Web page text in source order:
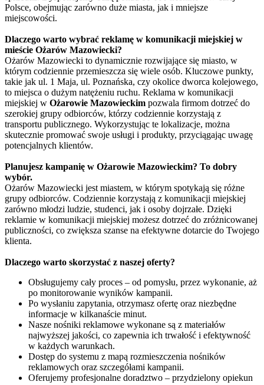
Polsce, obejmując zarówno duże miasta, jak i mniejsze
miejscowości.
Dlaczego warto wybrać reklamę w komunikacji miejskiej w
mieście Ożarów Mazowiecki?
Ożarów Mazowiecki to dynamicznie rozwijające się miasto, w
którym codziennie przemieszcza się wiele osób. Kluczowe punkty,
takie jak ul. 1 Maja, ul. Poznańska, czy okolice dworca kolejowego,
to miejsca o dużym natężeniu ruchu. Reklama w komunikacji
miejskiej w Ożarowie Mazowieckim pozwala firmom dotrzeć do
szerokiej grupy odbiorców, którzy codziennie korzystają z
transportu publicznego. Wykorzystując te lokalizacje, można
skutecznie promować swoje usługi i produkty, przyciągając uwagę
potencjalnych klientów.
Planujesz kampanię w Ożarowie Mazowieckim? To dobry
wybór.
Ożarów Mazowiecki jest miastem, w którym spotykają się różne
grupy odbiorców. Codziennie korzystają z komunikacji miejskiej
zarówno młodzi ludzie, studenci, jak i osoby dojrzałe. Dzięki
reklamie w komunikacji miejskiej możesz dotrzeć do zróżnicowanej
publiczności, co zwiększa szanse na efektywne dotarcie do Twojego
klienta.
Dlaczego warto skorzystać z naszej oferty?
Obsługujemy cały proces – od pomysłu, przez wykonanie, aż
po monitorowanie wyników kampanii.
Po wysłaniu zapytania, otrzymasz ofertę oraz niezbędne
informacje w kilkanaście minut.
Nasze nośniki reklamowe wykonane są z materiałów
najwyższej jakości, co zapewnia ich trwałość i efektywność
w każdych warunkach.
Dostęp do systemu z mapą rozmieszczenia nośników
reklamowych oraz szczegółami kampanii.
Oferujemy profesjonalne doradztwo – przydzielony opiekun